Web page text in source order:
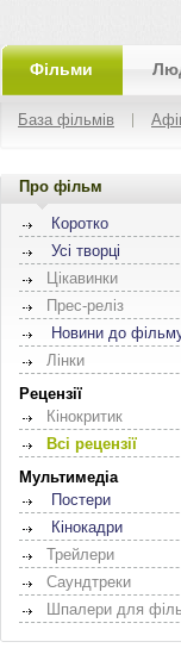
Фільми
База фільмів
Про фільм
Коротко
Усі творці
Цікавинки
Прес-реліз
Новини до
Лінки
Рецензії
Кінокритик
Всі рецензії
Мультимедіа
Постери
Кінокадри
Трейлери
Саундтреки
Шпалери для